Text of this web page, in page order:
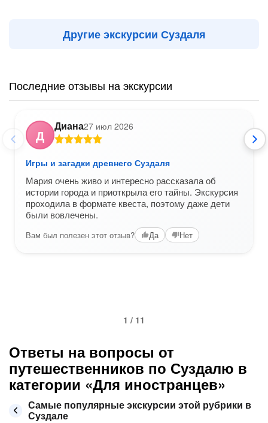
Другие экскурсии Суздаля
Последние отзывы на экскурсии
Д
Диана27 июл 2026
Игры и загадки древнего Суздаля
Мария очень живо и интересно рассказала об
истории города и приоткрыла его тайны. Экскурсия
проходила в формате квеста, поэтому даже дети
были вовлечены.
Вам был полезен этот отзыв? Да Нет
1 / 11
Ответы на вопросы от
путешественников по Суздалю в
категории «Для иностранцев»
Самые популярные экскурсии этой рубрики в
Суздале